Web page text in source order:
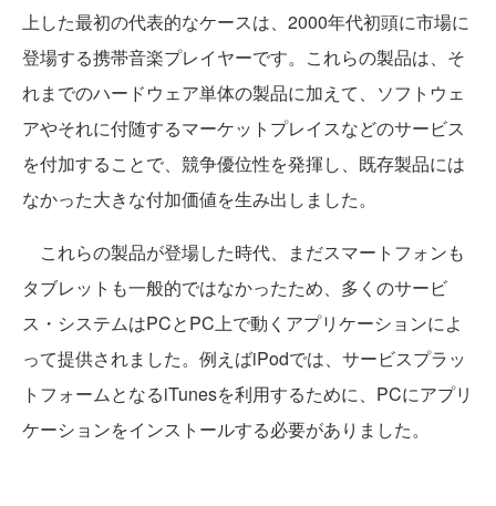
上した最初の代表的なケースは、2000年代初頭に市場に
登場する携帯音楽プレイヤーです。これらの製品は、そ
れまでのハードウェア単体の製品に加えて、ソフトウェ
アやそれに付随するマーケットプレイスなどのサービス
を付加することで、競争優位性を発揮し、既存製品には
なかった大きな付加価値を生み出しました。
これらの製品が登場した時代、まだスマートフォンも
タブレットも一般的ではなかったため、多くのサービ
ス・システムはPCとPC上で動くアプリケーションによ
って提供されました。例えばiPodでは、サービスプラッ
トフォームとなるiTunesを利用するために、PCにアプリ
ケーションをインストールする必要がありました。